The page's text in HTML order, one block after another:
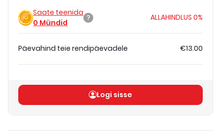
Saate teenida
0 Mündid
ALLAHINDLUS 0%
Päevahind teie rendipäevadele €13.00
Logi sisse